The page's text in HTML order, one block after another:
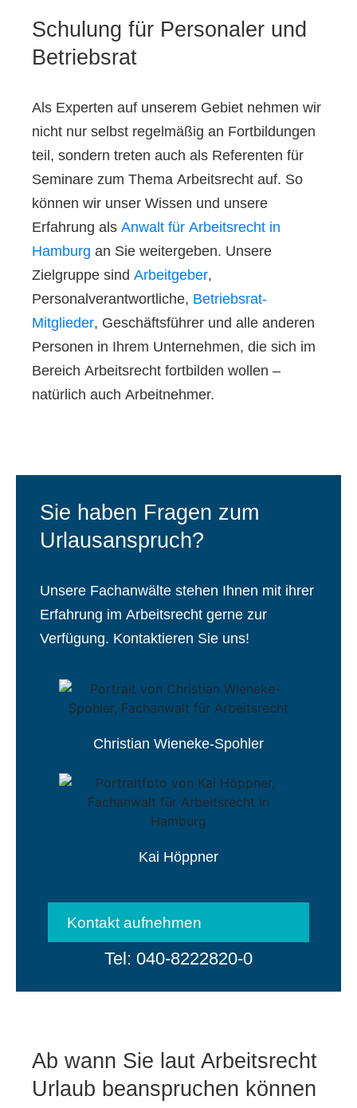
Schulung für Personaler und
Betriebsrat
Als Experten auf unserem Gebiet nehmen wir
nicht nur selbst regelmäßig an Fortbildungen
teil, sondern treten auch als Referenten für
Seminare zum Thema Arbeitsrecht auf. So
können wir unser Wissen und unsere
Erfahrung als Anwalt für Arbeitsrecht in
Hamburg an Sie weitergeben. Unsere
Zielgruppe sind Arbeitgeber,
Personalverantwortliche, Betriebsrat-
Mitglieder, Geschäftsführer und alle anderen
Personen in Ihrem Unternehmen, die sich im
Bereich Arbeitsrecht fortbilden wollen –
natürlich auch Arbeitnehmer.
Sie haben Fragen zum
Urlausanspruch?
Unsere Fachanwälte stehen Ihnen mit ihrer
Erfahrung im Arbeitsrecht gerne zur
Verfügung. Kontaktieren Sie uns!
Christian Wieneke-Spohler
Kai Höppner
Kontakt aufnehmen
Tel: 040-8222820-0
Ab wann Sie laut Arbeitsrecht
Urlaub beanspruchen können